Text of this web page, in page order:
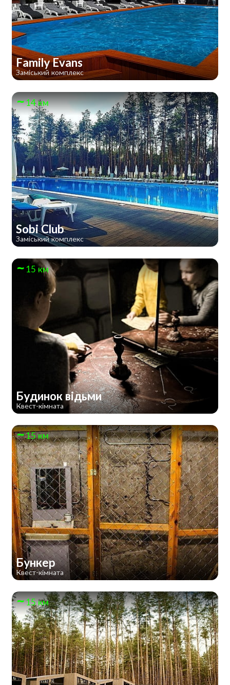
Family Evans
Заміський комплекс
14 км
Sobi Club
Заміський комплекс
15 км
Будинок відьми
Квест-кімната
15 км
Бункер
Квест-кімната
15 км